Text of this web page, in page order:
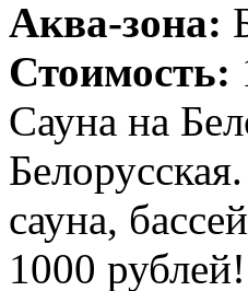
Аква-зона:
Стоимость:
Сауна на
сауна,
1000 рублей!